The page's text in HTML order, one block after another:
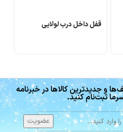
قفل داخل درب لولایی
و جدیدترین کالاها در خبرنامه
ثبت‌نام کنید.